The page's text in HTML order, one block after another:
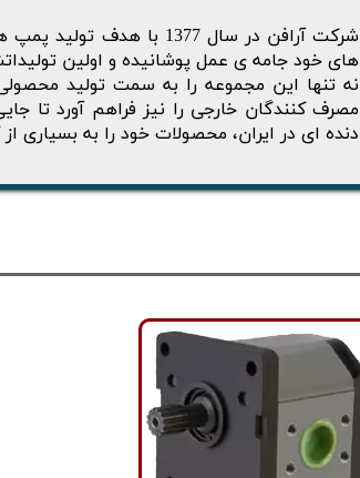
های خود جامه ی عمل پوشانیده و اولین
نه تنها این مجموعه را به سمت تولید
مصرف کنندگان خارجی را نیز فراهم آورد تا
دنده ای در ایران، محصولات خود را به بسیاری